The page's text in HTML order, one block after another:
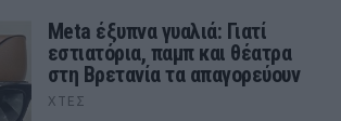
Meta έξυπνα γυαλιά: Γιατί
εστιατόρια, παμπ και θέατρα
στη Βρετανία τα απαγορεύουν
ΧΤΕΣ